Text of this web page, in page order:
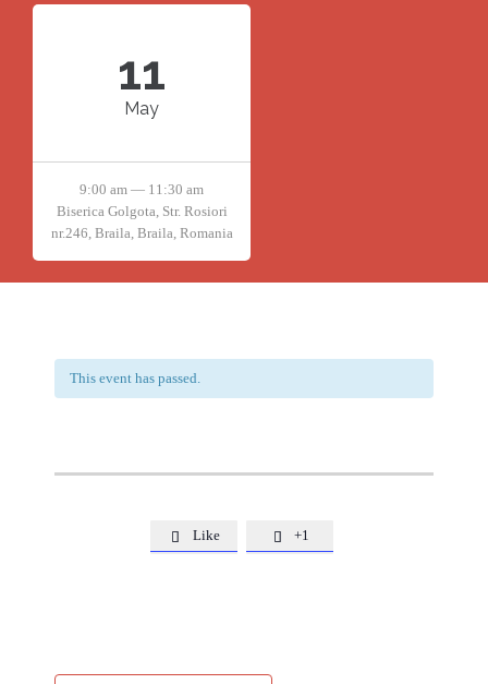
11
May
9:00 am — 11:30 am
Biserica Golgota, Str. Rosiori
nr.246, Braila, Braila, Romania
This event has passed.
 Like  +1